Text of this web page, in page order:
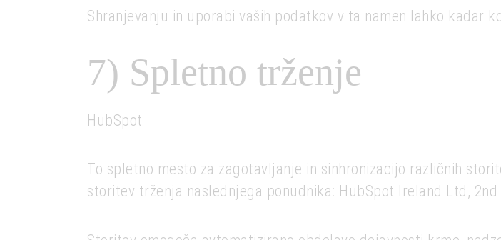
Shranjevanju in uporabi vaših podatkov v ta namen lahko kadar
7) Spletno trženje
HubSpot
To spletno mesto za zagotavljanje in sinhronizacijo različnih
storitev trženja naslednjega ponudnika: HubSpot Ireland Ltd,